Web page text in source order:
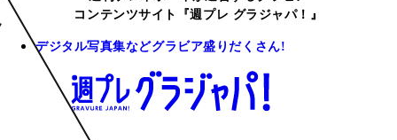
コンテンツサイト『週プレ グラジャパ！』
デジタル写真集などグラビア盛りだくさん!